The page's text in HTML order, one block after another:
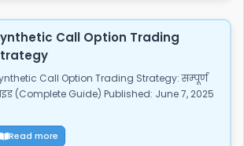
Call Option Trading
Call Option Trading Strategy: सम्पूर्ण
(Complete Guide) Published: June 7, 2025
Read more